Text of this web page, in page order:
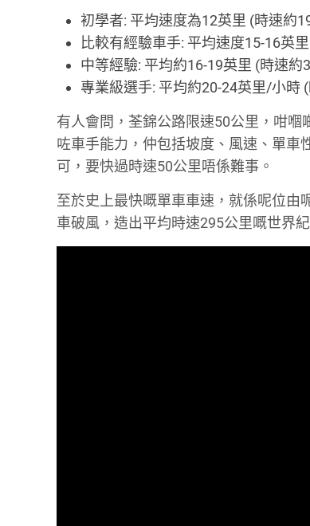
初學者: 平均速度為12英里 (時速約
比較有經驗車手: 平均速度15-16英
中等經驗: 平均約16-19英里 (時速約
專業級選手: 平均約20-24英里/小時
有人會問，荃錦公路限速50公里，咁
咗車手能力，仲包括坡度、風速、單車
可，要快過時速50公里唔係難事。
至於史上最快嘅單車車速，就係呢位由
車破風，造出平均時速295公里嘅世界